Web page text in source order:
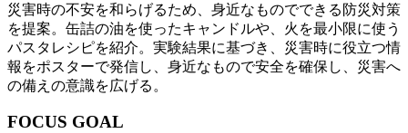
災害時の不安を和らげるため、身近なものでできる防災対策
を提案。缶詰の油を使ったキャンドルや、火を最小限に使う
パスタレシピを紹介。実験結果に基づき、災害時に役立つ情
報をポスターで発信し、身近なもので安全を確保し、災害へ
の備えの意識を広げる。
FOCUS GOAL